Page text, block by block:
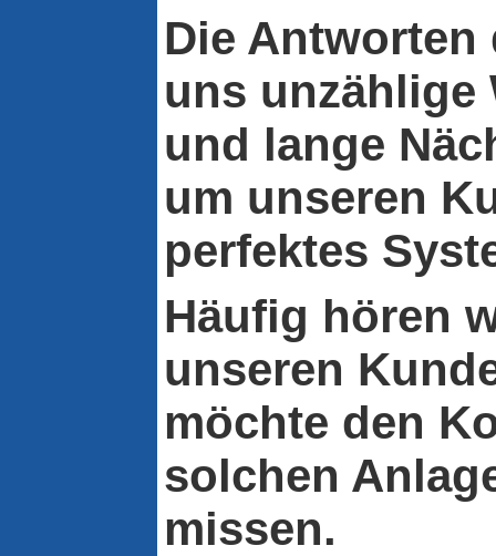
Die Antworten
uns unzählige
und lange
um unseren
perfektes
Häufig hören
unseren
möchte den
solchen
missen.